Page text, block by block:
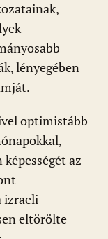
lényegében
optimistább
az
izraeli-
eltörölte